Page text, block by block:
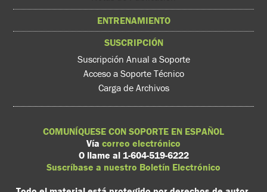
ENTRENAMIENTO
SUSCRIPCIÓN
Suscripción Anual a Soporte
Acceso a Soporte Técnico
Carga de Archivos
COMUNÍQUESE CON SOPORTE EN ESPAÑOL
Vía correo electrónico
O llame al 1-604-519-6222
Suscríbase a nuestro Boletín Electrónico